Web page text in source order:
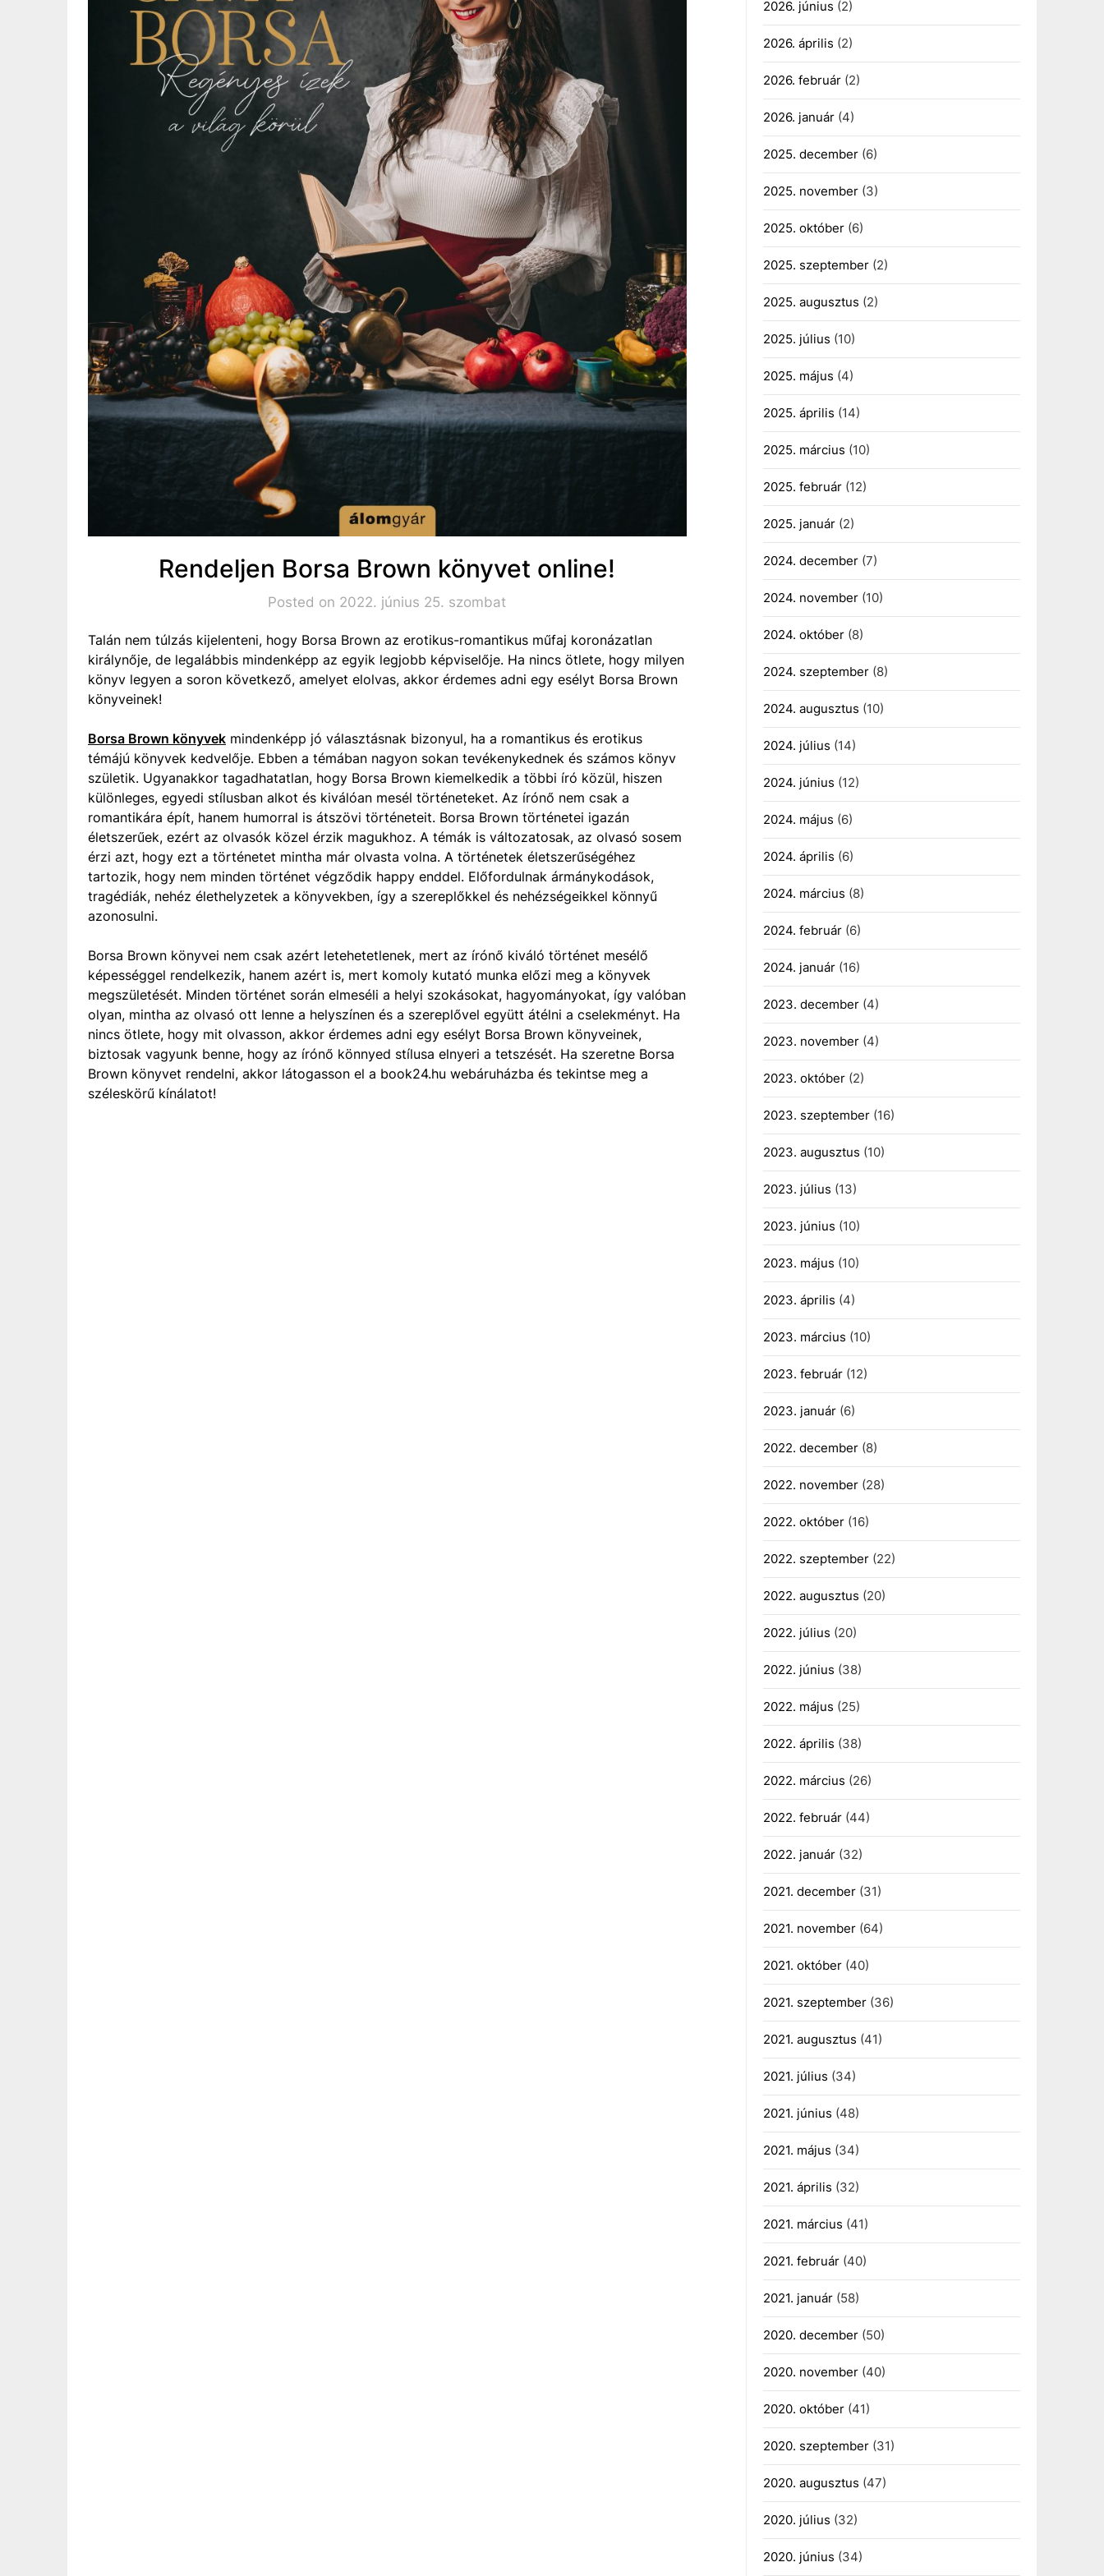
Rendeljen Borsa Brown könyvet online!
Posted on 2022. június 25. szombat
Talán nem túlzás kijelenteni, hogy Borsa Brown az erotikus-romantikus műfaj koronázatlan
királynője, de legalábbis mindenképp az egyik legjobb képviselője. Ha nincs ötlete, hogy milyen
könyv legyen a soron következő, amelyet elolvas, akkor érdemes adni egy esélyt Borsa Brown
könyveinek!
Borsa Brown könyvek mindenképp jó választásnak bizonyul, ha a romantikus és erotikus
témájú könyvek kedvelője. Ebben a témában nagyon sokan tevékenykednek és számos könyv
születik. Ugyanakkor tagadhatatlan, hogy Borsa Brown kiemelkedik a többi író közül, hiszen
különleges, egyedi stílusban alkot és kiválóan mesél történeteket. Az írónő nem csak a
romantikára épít, hanem humorral is átszövi történeteit. Borsa Brown történetei igazán
életszerűek, ezért az olvasók közel érzik magukhoz. A témák is változatosak, az olvasó sosem
érzi azt, hogy ezt a történetet mintha már olvasta volna. A történetek életszerűségéhez
tartozik, hogy nem minden történet végződik happy enddel. Előfordulnak ármánykodások,
tragédiák, nehéz élethelyzetek a könyvekben, így a szereplőkkel és nehézségeikkel könnyű
azonosulni.
Borsa Brown könyvei nem csak azért letehetetlenek, mert az írónő kiváló történet mesélő
képességgel rendelkezik, hanem azért is, mert komoly kutató munka előzi meg a könyvek
megszületését. Minden történet során elmeséli a helyi szokásokat, hagyományokat, így valóban
olyan, mintha az olvasó ott lenne a helyszínen és a szereplővel együtt átélni a cselekményt. Ha
nincs ötlete, hogy mit olvasson, akkor érdemes adni egy esélyt Borsa Brown könyveinek,
biztosak vagyunk benne, hogy az írónő könnyed stílusa elnyeri a tetszését. Ha szeretne Borsa
Brown könyvet rendelni, akkor látogasson el a book24.hu webáruházba és tekintse meg a
széleskörű kínálatot!
2026. június (2)
2026. április (2)
2026. február(2)
2026. január(4)
2025. december(6)
2025. november(3)
2025. október(6)
2025. szeptember(2)
2025. augusztus (2)
2025. július (10)
2025. május (4)
2025. április (14)
2025. március (10)
2025. február(12)
2025. január(2)
2024. december(7)
2024. november(10)
2024. október(8)
2024. szeptember(8)
2024. augusztus (10)
2024. július (14)
2024. június (12)
2024. május (6)
2024. április (6)
2024. március (8)
2024. február(6)
2024. január(16)
2023. december(4)
2023. november(4)
2023. október(2)
2023. szeptember(16)
2023. augusztus (10)
2023. július (13)
2023. június (10)
2023. május (10)
2023. április (4)
2023. március (10)
2023. február(12)
2023. január(6)
2022. december(8)
2022. november(28)
2022. október(16)
2022. szeptember(22)
2022. augusztus (20)
2022. július (20)
2022. június (38)
2022. május (25)
2022. április (38)
2022. március (26)
2022. február(44)
2022. január(32)
2021. december(31)
2021. november(64)
2021. október(40)
2021. szeptember(36)
2021. augusztus (41)
2021. július (34)
2021. június (48)
2021. május (34)
2021. április (32)
2021. március (41)
2021. február(40)
2021. január(58)
2020. december(50)
2020. november(40)
2020. október(41)
2020. szeptember(31)
2020. augusztus (47)
2020. július (32)
2020. június (34)